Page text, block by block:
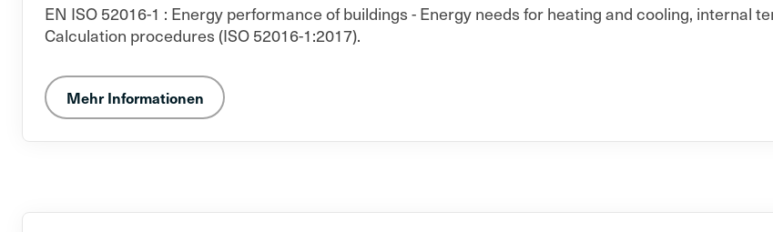
EN ISO 52016-1 : Energy performance of buildings - Energy needs for heating and cooling, internal
Calculation procedures (ISO 52016-1:2017).
Mehr Informationen